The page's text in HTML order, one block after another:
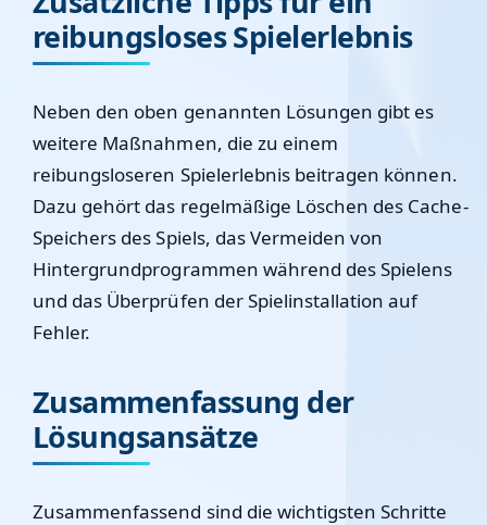
reibungsloses Spielerlebnis
Neben den oben genannten Lösungen gibt es
weitere Maßnahmen, die zu einem
reibungsloseren Spielerlebnis beitragen können.
Dazu gehört das regelmäßige Löschen des Cache-
Speichers des Spiels, das Vermeiden von
Hintergrundprogrammen während des Spielens
und das Überprüfen der Spielinstallation auf
Fehler.
Zusammenfassung der
Lösungsansätze
Zusammenfassend sind die wichtigsten Schritte